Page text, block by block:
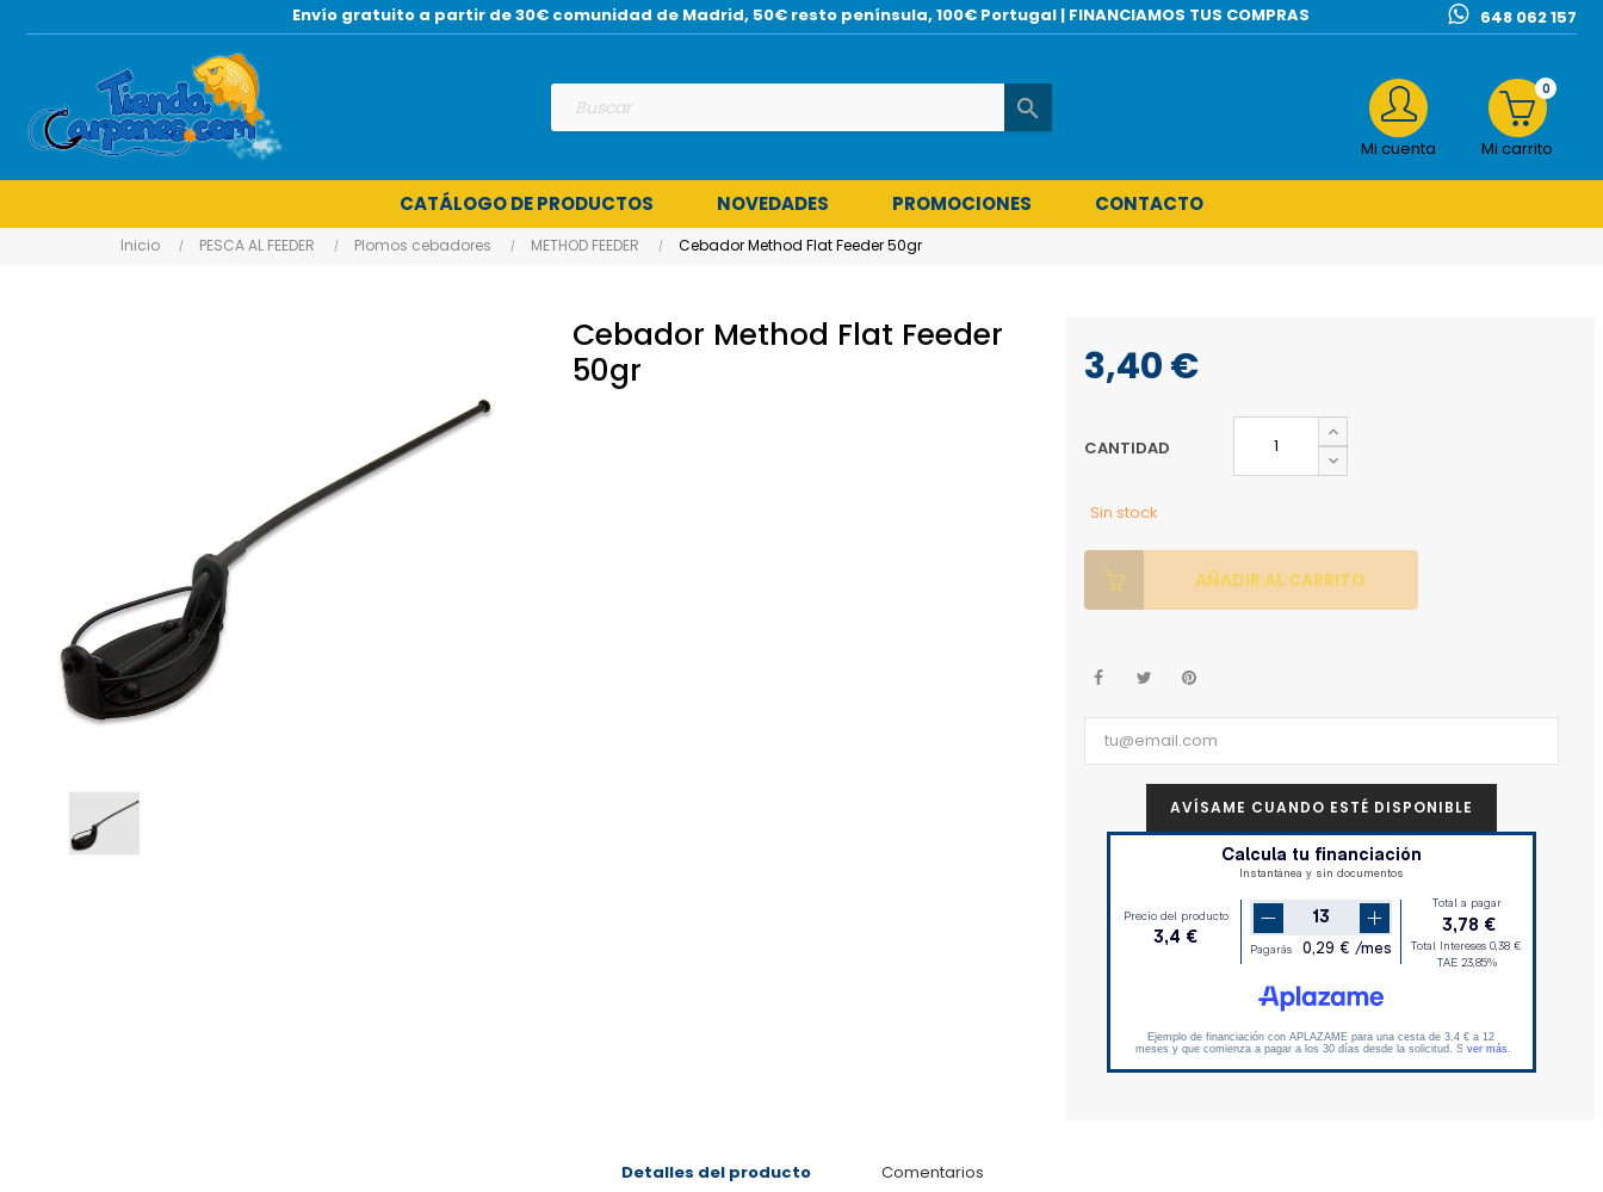
Envío gratuito a partir de 30€ comunidad de Madrid, 50€ resto península, 100€ Portugal | FINANCIAMOS TUS COMPRAS 648 062 157
search
0
Mi carrito
Mi cuenta
CATÁLOGO DE PRODUCTOS NOVEDADES PROMOCIONES CONTACTO
Inicio PESCA AL FEEDER Plomos cebadores METHOD FEEDER Cebador Method Flat Feeder 50gr
Cebador Method Flat Feeder
50gr
3,40 €
CANTIDAD
Sin stock
AÑADIR AL CARRITO
AVÍSAME CUANDO ESTÉ DISPONIBLE
Detalles del producto Comentarios